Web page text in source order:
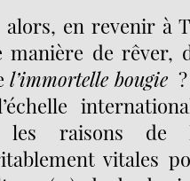
en revenir à
manière de rêver,
l’immortelle bougie
les raisons de
vitales